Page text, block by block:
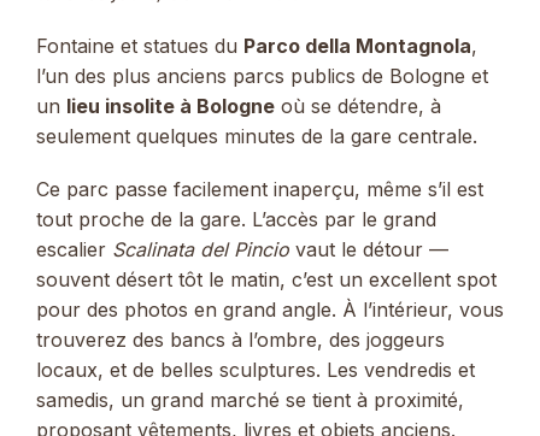
Fontaine et statues du Parco della Montagnola,
l’un des plus anciens parcs publics de Bologne et
un lieu insolite à Bologne où se détendre, à
seulement quelques minutes de la gare centrale.
Ce parc passe facilement inaperçu, même s’il est
tout proche de la gare. L’accès par le grand
escalier Scalinata del Pincio vaut le détour —
souvent désert tôt le matin, c’est un excellent spot
pour des photos en grand angle. À l’intérieur, vous
trouverez des bancs à l’ombre, des joggeurs
locaux, et de belles sculptures. Les vendredis et
samedis, un grand marché se tient à proximité,
proposant vêtements, livres et objets anciens.